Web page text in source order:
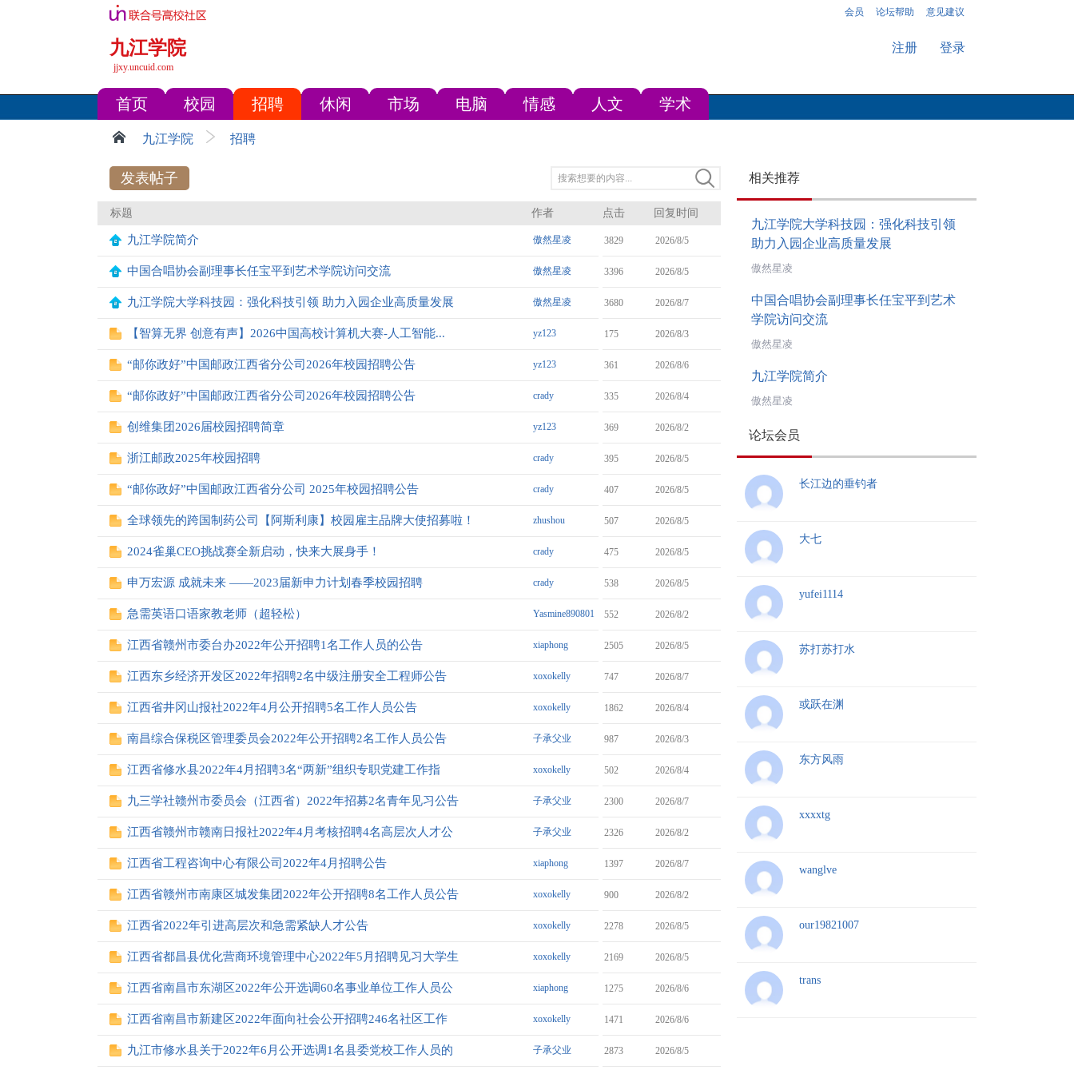
会员 论坛帮助 意见建议
九江学院
jjxy.uncuid.com
注册 登录
首页 校园 招聘 休闲 市场 电脑 情感 人文 学术
九江学院 招聘
发表帖子
标题 作者 点击 回复时间
九江学院简介 傲然星凌 3829 2026/8/5
中国合唱协会副理事长任宝平到艺术学院访问交流 傲然星凌 3396 2026/8/5
九江学院大学科技园：强化科技引领 助力入园企业高质量发展 傲然星凌 3680 2026/8/7
【智算无界 创意有声】2026中国高校计算机大赛-人工智能... yz123 175 2026/8/3
“邮你政好”中国邮政江西省分公司2026年校园招聘公告 yz123 361 2026/8/6
“邮你政好”中国邮政江西省分公司2026年校园招聘公告 crady 335 2026/8/4
创维集团2026届校园招聘简章 yz123 369 2026/8/2
浙江邮政2025年校园招聘 crady 395 2026/8/5
“邮你政好”中国邮政江西省分公司 2025年校园招聘公告 crady 407 2026/8/5
全球领先的跨国制药公司【阿斯利康】校园雇主品牌大使招募啦！ zhushou 507 2026/8/5
2024雀巢CEO挑战赛全新启动，快来大展身手！ crady 475 2026/8/5
申万宏源 成就未来 ——2023届新申力计划春季校园招聘 crady 538 2026/8/5
急需英语口语家教老师（超轻松） Yasmine890801 552 2026/8/2
江西省赣州市委台办2022年公开招聘1名工作人员的公告 xiaphong 2505 2026/8/5
江西东乡经济开发区2022年招聘2名中级注册安全工程师公告 xoxokelly 747 2026/8/7
江西省井冈山报社2022年4月公开招聘5名工作人员公告 xoxokelly 1862 2026/8/4
南昌综合保税区管理委员会2022年公开招聘2名工作人员公告 子承父业 987 2026/8/3
江西省修水县2022年4月招聘3名“两新”组织专职党建工作指 xoxokelly 502 2026/8/4
九三学社赣州市委员会（江西省）2022年招募2名青年见习公告 子承父业 2300 2026/8/7
江西省赣州市赣南日报社2022年4月考核招聘4名高层次人才公 子承父业 2326 2026/8/2
江西省工程咨询中心有限公司2022年4月招聘公告 xiaphong 1397 2026/8/7
江西省赣州市南康区城发集团2022年公开招聘8名工作人员公告 xoxokelly 900 2026/8/2
江西省2022年引进高层次和急需紧缺人才公告 xoxokelly 2278 2026/8/5
江西省都昌县优化营商环境管理中心2022年5月招聘见习大学生 xoxokelly 2169 2026/8/5
江西省南昌市东湖区2022年公开选调60名事业单位工作人员公 xiaphong 1275 2026/8/6
江西省南昌市新建区2022年面向社会公开招聘246名社区工作 xoxokelly 1471 2026/8/6
九江市修水县关于2022年6月公开选调1名县委党校工作人员的 子承父业 2873 2026/8/5
相关推荐
九江学院大学科技园：强化科技引领
助力入园企业高质量发展
傲然星凌
中国合唱协会副理事长任宝平到艺术
学院访问交流
傲然星凌
九江学院简介
傲然星凌
论坛会员
长江边的垂钓者
大七
yufei1114
苏打苏打水
或跃在渊
东方风雨
xxxxtg
wanglve
our19821007
trans